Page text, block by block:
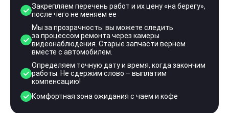
Закрепляем перечень работ и их цену «на берегу»,
после чего не меняем ее
Мы за прозрачность: вы можете следить
за процессом ремонта через камеры
видеонаблюдения. Старые запчасти вернем
вместе с автомобилем.
Определяем точную дату и время, когда закончим
работы. Не сдержим слово – выплатим
компенсацию!
Комфортная зона ожидания с чаем и кофе